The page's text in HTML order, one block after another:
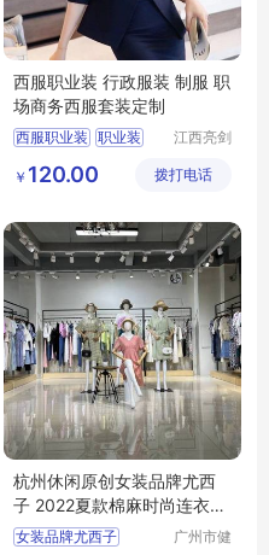
西服职业装 行政服装 制服 职
场商务西服套装定制
西服职业装 职业装
江西亮剑
公司
￥ 120.00 拨打电话
杭州休闲原创女装品牌尤西
子 2022夏款棉麻时尚连衣裙
广州尾货库存
女装品牌尤西子
广州市健